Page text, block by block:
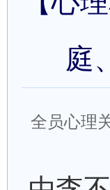
庭
全员心理